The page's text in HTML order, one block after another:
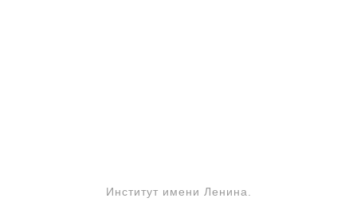
Институт имени Ленина.